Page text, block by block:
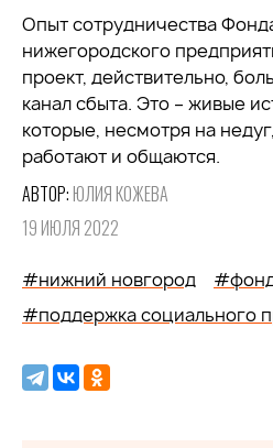
Опыт сотрудничества
нижегородского
проект, действительно,
канал сбыта. Это – живые
которые, несмотря на
работают и общаются.
АВТОР: ЮЛИЯ КОЖЕВА
19 ИЮЛЯ 2022
#нижний новгород
#поддержка социального